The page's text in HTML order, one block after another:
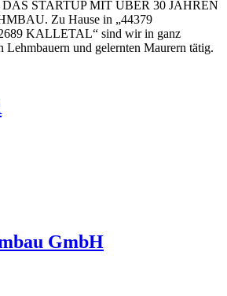
STARTUP MIT ÜBER 30 JAHREN
Zu Hause in „44379
KALLETAL“ sind wir in ganz
Lehmbauern und gelernten Maurern tätig.
GmbH